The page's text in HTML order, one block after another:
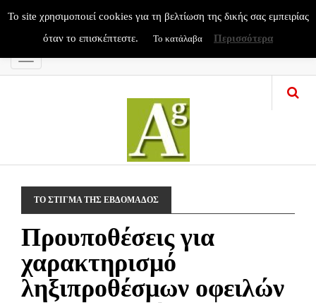
Menu
ΤΟ ΣΤΙΓΜΑ ΤΗΣ ΕΒΔΟΜΑΔΟΣ
Προυποθέσεις για
χαρακτηρισμό
ληξιπροθέσμων οφειλών
To site χρησιμοποιεί cookies για τη βελτίωση της δικής σας εμπειρίας
όταν το επισκέπτεστε.
Το κατάλαβα Περισσότερα